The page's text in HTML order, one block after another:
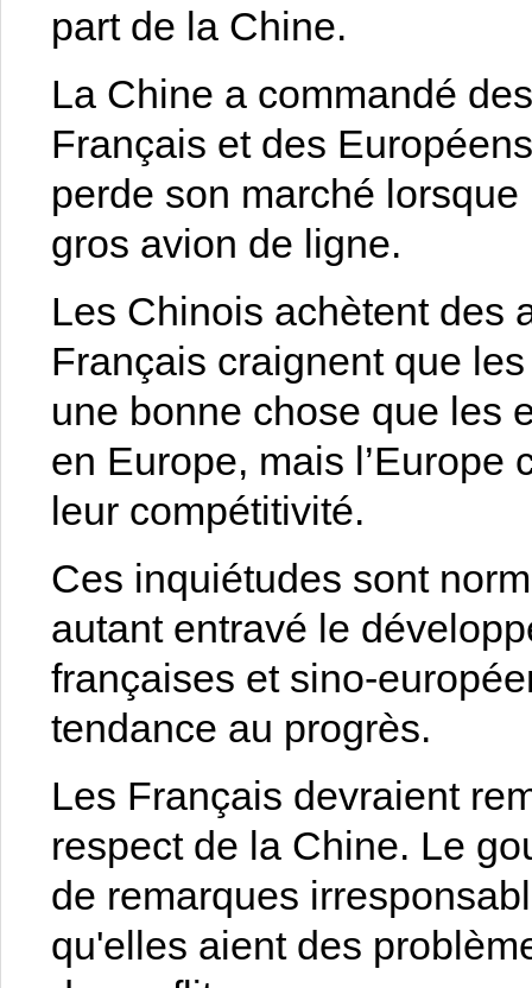
part de la Chine.
La Chine a commandé
Français et des
perde son marché
gros avion de ligne.
Les Chinois achètent des
Français craignent que
une bonne chose que les
en Europe, mais l’Europe
leur compétitivité.
Ces inquiétudes sont
autant entravé le
françaises et sino-
tendance au progrès.
Les Français devraient
respect de la Chine. Le
de remarques
qu'elles aient des